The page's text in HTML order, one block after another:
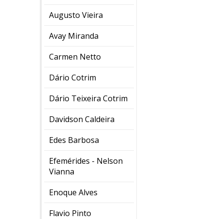
Augusto Vieira
Avay Miranda
Carmen Netto
Dário Cotrim
Dário Teixeira Cotrim
Davidson Caldeira
Edes Barbosa
Efemérides - Nelson
Vianna
Enoque Alves
Flavio Pinto